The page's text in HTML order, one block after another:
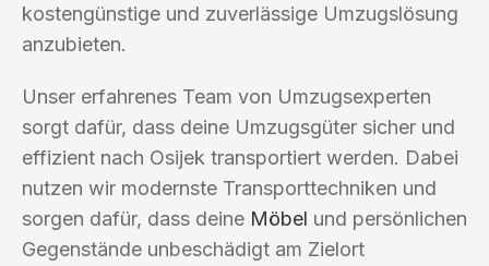
kostengünstige und zuverlässige Umzugslösung
anzubieten.
Unser erfahrenes Team von Umzugsexperten
sorgt dafür, dass deine Umzugsgüter sicher und
effizient nach Osijek transportiert werden. Dabei
nutzen wir modernste Transporttechniken und
sorgen dafür, dass deine Möbel und persönlichen
Gegenstände unbeschädigt am Zielort